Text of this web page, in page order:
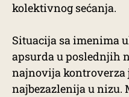
kolektivnog sećanja.
Situacija sa imenima
apsurda u poslednjih
najnovija kontroverza
najbezazlenija u nizu.